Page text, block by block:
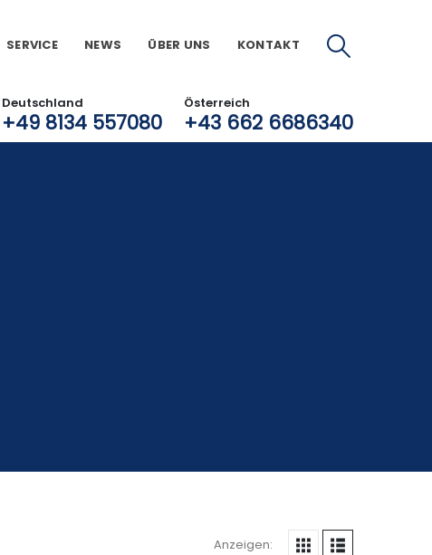
SERVICE NEWS ÜBER UNS KONTAKT
Deutschland
+49 8134 557080
Österreich
+43 662 6686340
Anzeigen: